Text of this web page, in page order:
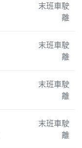
末班車駛
離
末班車駛
離
末班車駛
離
末班車駛
離